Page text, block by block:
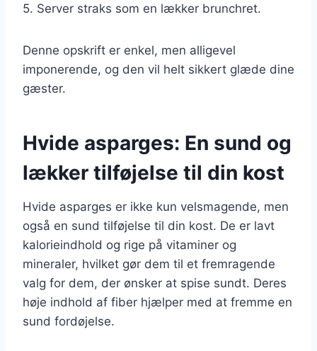
5. Server straks som en lækker brunchret.
Denne opskrift er enkel, men alligevel
imponerende, og den vil helt sikkert glæde dine
gæster.
Hvide asparges: En sund og
lækker tilføjelse til din kost
Hvide asparges er ikke kun velsmagende, men
også en sund tilføjelse til din kost. De er lavt
kalorieindhold og rige på vitaminer og
mineraler, hvilket gør dem til et fremragende
valg for dem, der ønsker at spise sundt. Deres
høje indhold af fiber hjælper med at fremme en
sund fordøjelse.